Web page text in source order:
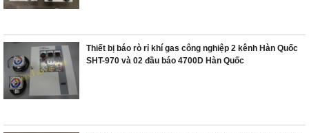
Thiết bị báo rò rỉ khí gas công nghiệp 2 kênh Hàn Quốc
SHT-970 và 02 đầu báo 4700D Hàn Quốc